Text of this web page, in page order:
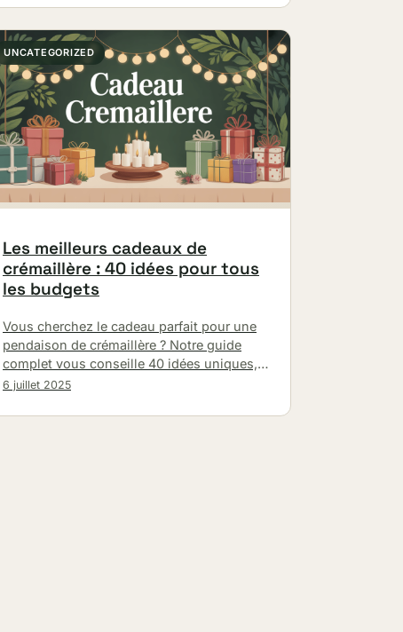
UNCATEGORIZED
Les meilleurs cadeaux de
crémaillère : 40 idées pour tous
les budgets
6 juillet 2025
Vous cherchez le cadeau parfait pour une
pendaison de crémaillère ? Notre guide
complet vous conseille 40 idées uniques,
de l'abordable au premium, pour faire